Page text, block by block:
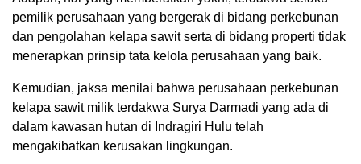
pemilik perusahaan yang bergerak di bidang perkebunan
dan pengolahan kelapa sawit serta di bidang properti tidak
menerapkan prinsip tata kelola perusahaan yang baik.
Kemudian, jaksa menilai bahwa perusahaan perkebunan
kelapa sawit milik terdakwa Surya Darmadi yang ada di
dalam kawasan hutan di Indragiri Hulu telah
mengakibatkan kerusakan lingkungan.